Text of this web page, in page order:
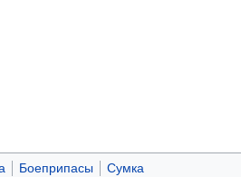
Боеприпасы Сумка